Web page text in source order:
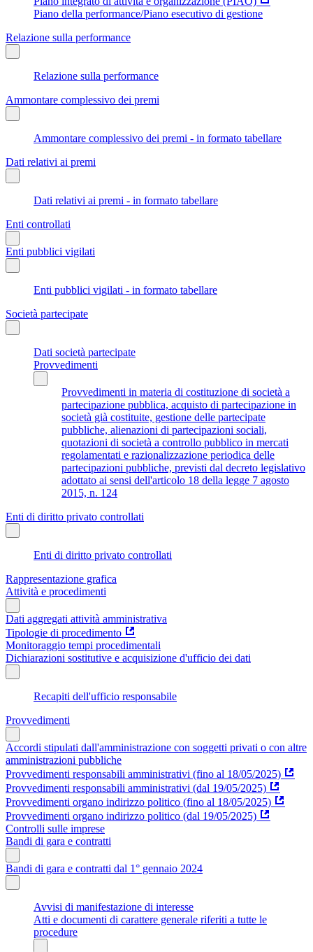
Piano della performance/Piano esecutivo di gestione
Relazione sulla performance
Relazione sulla performance
Ammontare complessivo dei premi
Ammontare complessivo dei premi - in formato tabellare
Dati relativi ai premi
Dati relativi ai premi - in formato tabellare
Enti controllati
Enti pubblici vigilati
Enti pubblici vigilati - in formato tabellare
Società partecipate
Dati società partecipate
Provvedimenti
Provvedimenti in materia di costituzione di società a
partecipazione pubblica, acquisto di partecipazione in
società già costituite, gestione delle partecipate
pubbliche, alienazioni di partecipazioni sociali,
quotazioni di società a controllo pubblico in mercati
regolamentati e razionalizzazione periodica delle
partecipazioni pubbliche, previsti dal decreto legislativo
adottato ai sensi dell'articolo 18 della legge 7 agosto
2015, n. 124
Enti di diritto privato controllati
Enti di diritto privato controllati
Rappresentazione grafica
Attività e procedimenti
Dati aggregati attività amministrativa
Tipologie di procedimento
Monitoraggio tempi procedimentali
Dichiarazioni sostitutive e acquisizione d'ufficio dei dati
Recapiti dell'ufficio responsabile
Provvedimenti
Accordi stipulati dall'amministrazione con soggetti privati o con altre
amministrazioni pubbliche
Provvedimenti responsabili amministrativi (fino al 18/05/2025)
Provvedimenti responsabili amministrativi (dal 19/05/2025)
Provvedimenti organo indirizzo politico (fino al 18/05/2025)
Provvedimenti organo indirizzo politico (dal 19/05/2025)
Controlli sulle imprese
Bandi di gara e contratti
Bandi di gara e contratti dal 1° gennaio 2024
Avvisi di manifestazione di interesse
Atti e documenti di carattere generale riferiti a tutte le
procedure